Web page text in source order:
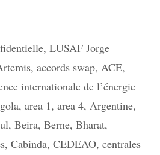
, LUSAF Jorge
, accords swap, ACE,
internationale de l’énergie
, area 1, area 4, Argentine,
, Beira, Berne, Bharat,
, Cabinda, CEDEAO, centrales